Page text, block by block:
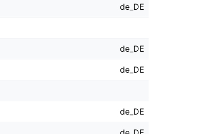
de_DE
de_DE
de_DE
de_DE